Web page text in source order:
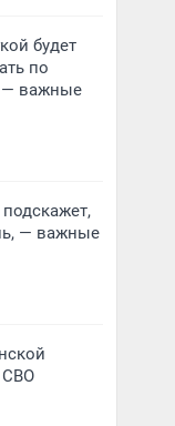
будет
по
— важные
подскажет,
— важные
СВО